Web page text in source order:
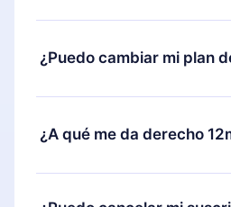
Puedes descargar nuestra
disfrutar de nuestra
no estás satisfecho con
días posteriores a la compra
pagaste, sin preguntas ni
¿Puedo cambiar mi plan
Sí, pero el cambio solo se
próximo período de
decides cambiar tu
¿A qué me da derecho
12min Premium es un plan
a toda nuestra biblioteca de